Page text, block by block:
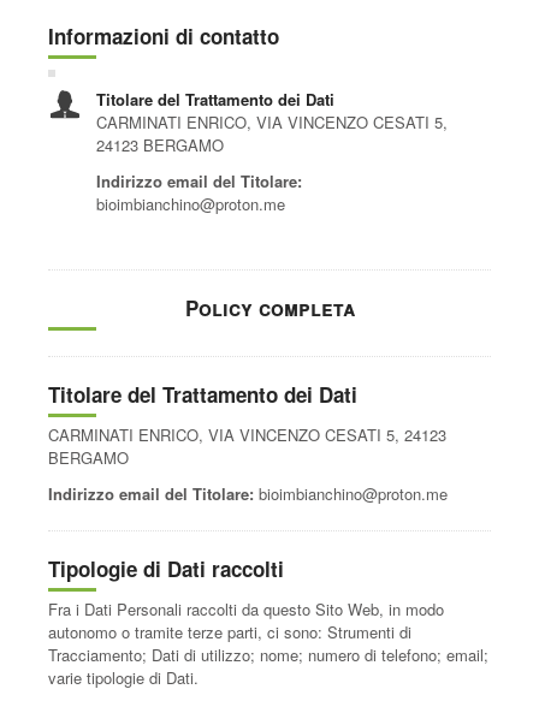
Informazioni di contatto
Titolare del Trattamento dei Dati
CARMINATI ENRICO, VIA VINCENZO CESATI 5,
24123 BERGAMO
Indirizzo email del Titolare:
bioimbianchino@proton.me
Policy completa
Titolare del Trattamento dei Dati
CARMINATI ENRICO, VIA VINCENZO CESATI 5, 24123
BERGAMO
Indirizzo email del Titolare: bioimbianchino@proton.me
Tipologie di Dati raccolti
Fra i Dati Personali raccolti da questo Sito Web, in modo
autonomo o tramite terze parti, ci sono: Strumenti di
Tracciamento; Dati di utilizzo; nome; numero di telefono; email;
varie tipologie di Dati.